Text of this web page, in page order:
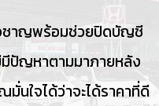
ชาญพร้อมช่วยปิดบัญชี
มีปัญหาตามมาภายหลัง
นใจได้ว่าจะได้ราคาที่ดี